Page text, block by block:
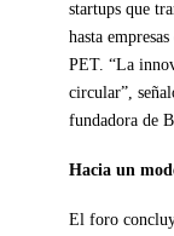
startups que
hasta
PET. “La
circular”,
fundadora de
Hacia un
El foro